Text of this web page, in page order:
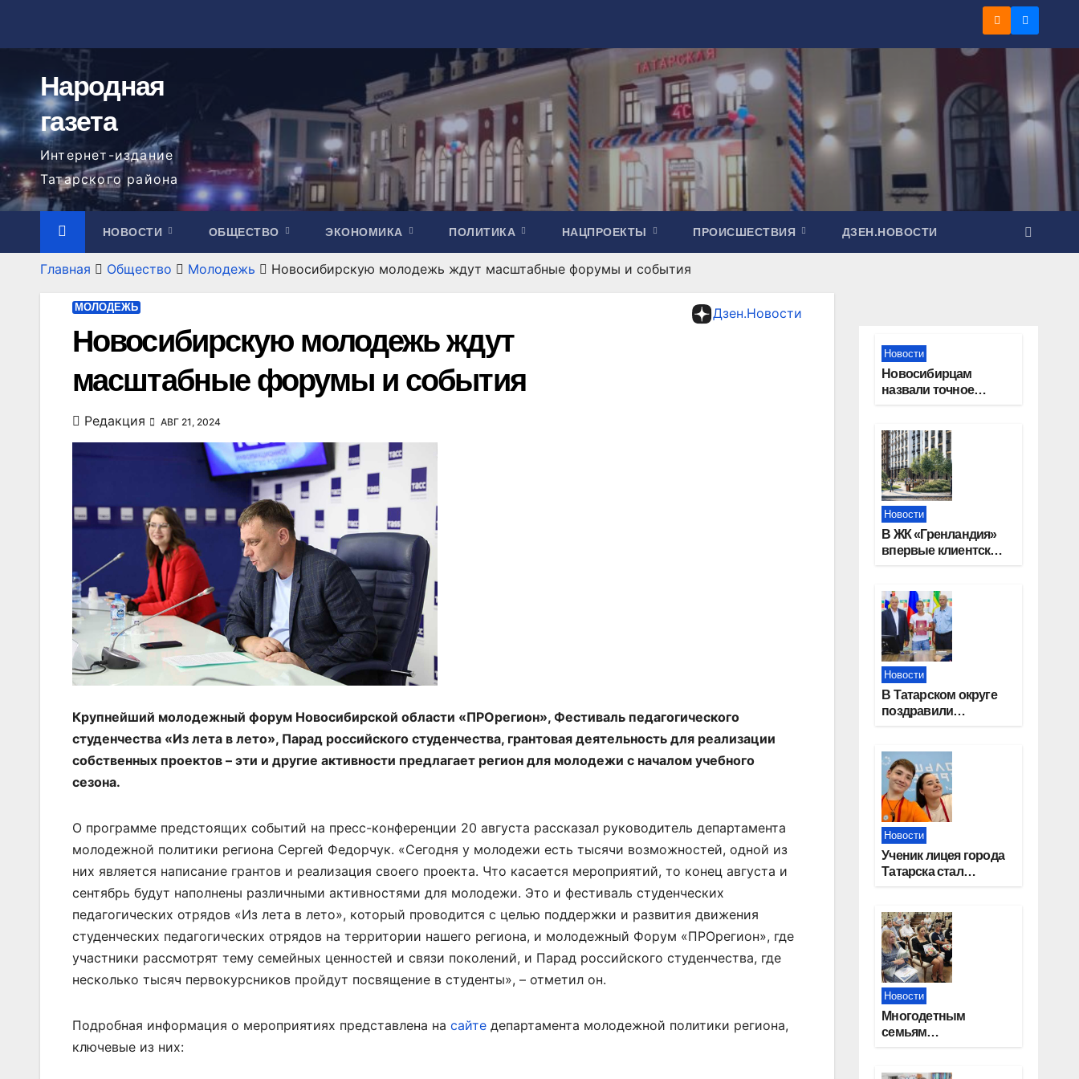
содержимому
Народная
газета
Интернет-издание
Татарского района
НОВОСТИ ОБЩЕСТВО ЭКОНОМИКА ПОЛИТИКА НАЦПРОЕКТЫ ПРОИСШЕСТВИЯ ДЗЕН.НОВОСТИ
Главная Общество Молодежь Новосибирскую молодежь ждут масштабные форумы и события
Дзен.Новости
МОЛОДЕЖЬ
Новосибирскую молодежь ждут
масштабные форумы и события
Редакция АВГ 21, 2024
Крупнейший молодежный форум Новосибирской области «ПРОрегион», Фестиваль педагогического
студенчества «Из лета в лето», Парад российского студенчества, грантовая деятельность для реализации
собственных проектов – эти и другие активности предлагает регион для молодежи с началом учебного
сезона.
О программе предстоящих событий на пресс-конференции 20 августа рассказал руководитель департамента
молодежной политики региона Сергей Федорчук. «Сегодня у молодежи есть тысячи возможностей, одной из
них является написание грантов и реализация своего проекта. Что касается мероприятий, то конец августа и
сентябрь будут наполнены различными активностями для молодежи. Это и фестиваль студенческих
педагогических отрядов «Из лета в лето», который проводится с целью поддержки и развития движения
студенческих педагогических отрядов на территории нашего региона, и молодежный Форум «ПРОрегион», где
участники рассмотрят тему семейных ценностей и связи поколений, и Парад российского студенчества, где
несколько тысяч первокурсников пройдут посвящение в студенты», – отметил он.
Подробная информация о мероприятиях представлена на сайте департамента молодежной политики региона,
ключевые из них:
Новости
Новосибирцам
назвали точное
праздники в 2027
году
Новости
В ЖК «Гренландия»
впервые клиентские
группы компаний
«СОЮЗ»
Новости
В Татарском округе
поздравили
отрасли
Новости
Ученик лицея города
Татарска стал
Новости
Многодетным
семьям